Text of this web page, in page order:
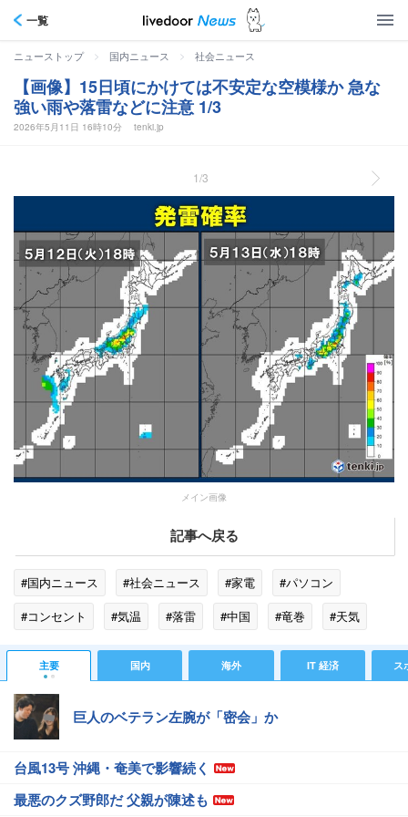
一覧
ニューストップ > 国内ニュース > 社会ニュース
【画像】15日頃にかけては不安定な空模様か 急な
強い雨や落雷などに注意 1/3
2026年5月11日 16時10分 tenki.jp
1/3
メイン画像
記事へ戻る
#国内ニュース #社会ニュース #家電
#パソコン
#コンセント
#気温 #落雷 #中国 #竜巻 #天気
主要 国内 海外 IT 経済 ス
巨人のベテラン左腕が「密会」か
台風13号 沖縄・奄美で影響続く
最悪のクズ野郎だ 父親が陳述も